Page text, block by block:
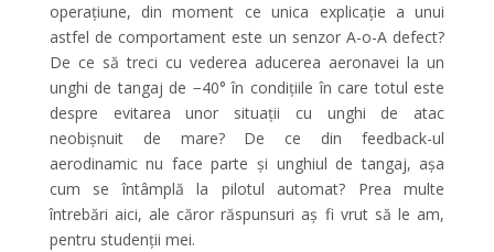
operațiune, din moment ce unica explicație a unui
astfel de comportament este un senzor A-o-A defect?
De ce să treci cu vederea aducerea aeronavei la un
unghi de tangaj de −40° în condițiile în care totul este
despre evitarea unor situații cu unghi de atac
neobișnuit de mare? De ce din feedback-ul
aerodinamic nu face parte și unghiul de tangaj, așa
cum se întâmplă la pilotul automat? Prea multe
întrebări aici, ale căror răspunsuri aș fi vrut să le am,
pentru studenții mei.